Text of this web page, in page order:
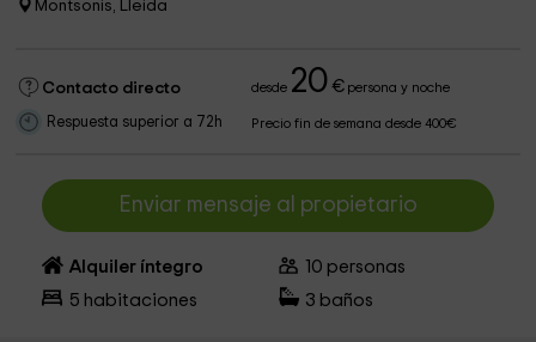
Montsonis, Lleida
Contacto directo desde 20 €persona y noche
Respuesta superior a 72h Precio fin de semana desde 400€
Enviar mensaje al propietario
Alquiler íntegro 10 personas
5 habitaciones 3 baños